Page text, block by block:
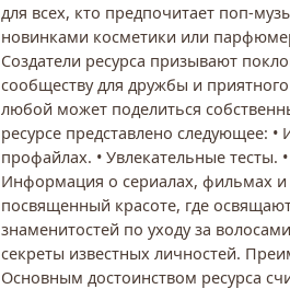
для всех, кто предпочитает поп-
новинками косметики или
Создатели ресурса призывают
сообществу для дружбы и
любой может поделиться
ресурсе представлено следующее:
профайлах. • Увлекательные тесты.
Информация о сериалах, фильмах и
посвященный красоте, где
знаменитостей по уходу за
секреты известных личностей.
Основным достоинством ресурса